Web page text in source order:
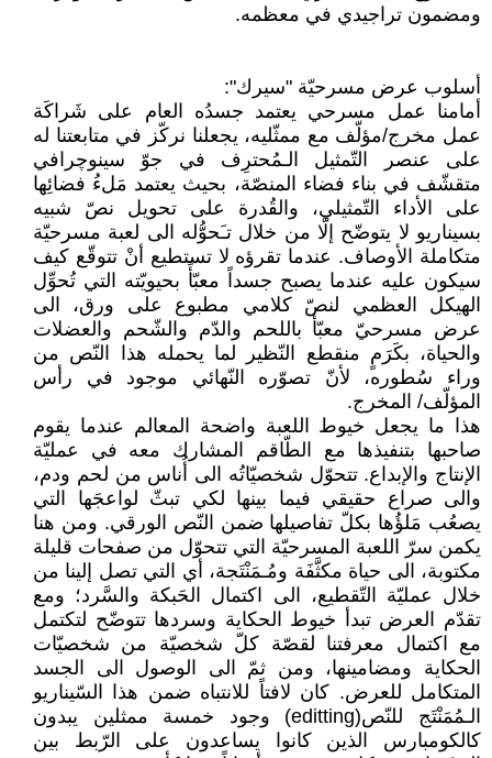
ومضمون تراجيدي في معظمه.
أسلوب عرض مسرحيّة "سيرك":
أمامنا عمل مسرحي يعتمد جسدُه العام على شَراكَة
عمل مخرج/مؤلّف مع ممثّليه، يجعلنا نركّز في متابعتنا له
على عنصر التّمثيل الـمُحترِف في جوّ سينوچرافي
متقشّف في بناء فضاء المنصّة، بحيث يعتمد مَلءُ فضائِها
على الأداء التّمثيلي، والقُدرة على تحويل نصّ شبيه
بسيناريو لا يتوضّح إلّا من خلال تـَحوُّله الى لعبة مسرحيّة
متكاملة الأوصاف. عندما تقرؤه لا تستطيع أنْ تتوقّع كيف
سيكون عليه عندما يصبح جسداً معبّأً بحيويّته التي تُحوِّل
الهيكل العظمي لنصّ كلامي مطبوع على ورق، الى
عرض مسرحيّ معبّأ باللحم والدّم والشّحم والعضلات
والحياة، بكَرَمٍ منقطع النّظير لما يحمله هذا النّص من
وراء سُطوره، لأنّ تصوّره النّهائي موجود في رأس
المؤلّف/ المخرج.
هذا ما يجعل خيوط اللعبة واضحة المعالم عندما يقوم
صاحبها بتنفيذها مع الطّاقم المشارك معه في عمليّة
الإنتاج والإبداع. تتحوّل شخصيّاتُه الى أُناس من لحم ودم،
والى صراع حقيقي فيما بينها لكي تبثّ لواعجَها التي
يصعُب مَلؤُها بكلّ تفاصيلها ضمن النّص الورقي. ومن هنا
يكمن سرّ اللعبة المسرحيّة التي تتحوّل من صفحات قليلة
مكتوبة، الى حياة مكثَّفَة ومُـمَنْتَجة، أي التي تصل إلينا من
خلال عمليّة التّقطيع، الى اكتمال الحَبكة والسَّرد؛ ومع
تقدّم العرض تبدأ خيوط الحكاية وسردها تتوضّح لتكتمل
مع اكتمال معرفتنا لقصّة كلّ شخصيّة من شخصيّات
الحكاية ومضامينها، ومن ثمّ الى الوصول الى الجسد
المتكامل للعرض. كان لافتاً للانتباه ضمن هذا السّيناريو
الـمُمَنْتَج للنّص(editting) وجود خمسة ممثلين يبدون
كالكومبارس الذين كانوا يساعدون على الرّبط بين